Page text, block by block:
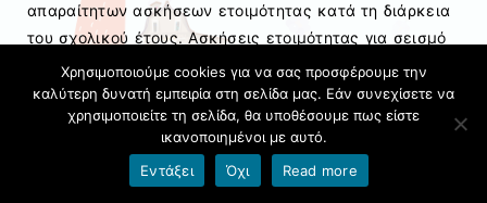
απαραίτητων ασκήσεων ετοιμότητας κατά τη διάρκεια
του σχολικού έτους. Ασκήσεις ετοιμότητας για σεισμό
ή άλλο έκτακτο περιστατικό διενεργούνται στο
Νηπιαγωγείο Γοργόνας την 3 εβδομάδα του
Οκτωβρίου, την 3η εβδομάδα του Ιανουαρίου, την 3
εβδομάδα του Μαΐου.
Χρησιμοποιούμε cookies για να σας προσφέρουμε την
καλύτερη δυνατή εμπειρία στη σελίδα μας. Εάν συνεχίσετε να
χρησιμοποιείτε τη σελίδα, θα υποθέσουμε πως είστε
ικανοποιημένοι με αυτό.
Εντάξει
Όχι Read more